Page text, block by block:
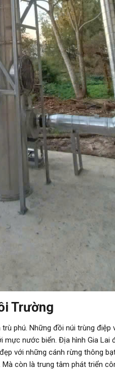
Trường
phú. Những đồi núi trùng
nước biển. Địa hình Gia Lai
với những cánh rừng thông
còn là trung tâm phát triển